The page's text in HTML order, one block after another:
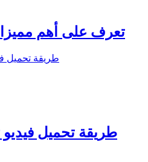
تعرف على أهم
طريقة تحميل
طريقة تحميل